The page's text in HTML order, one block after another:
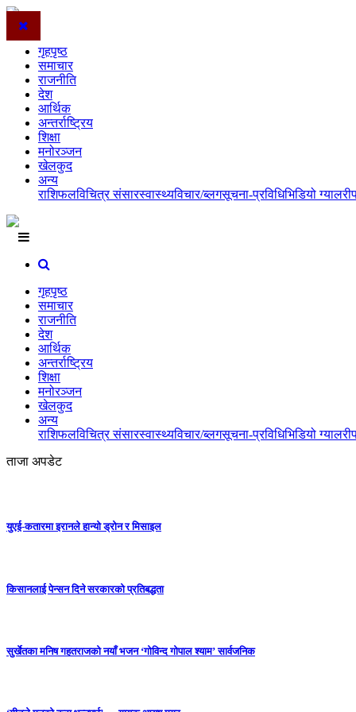
गृहपृष्ठ
समाचार
राजनीति
देश
आर्थिक
अन्तर्राष्ट्रिय
शिक्षा
मनोरञ्जन
खेलकुद
अन्य
राशिफलविचित्र संसारस्वास्थ्यविचार/ब्लगसूचना-प्रविधिभिडियो ग्यालरी
गृहपृष्ठ
समाचार
राजनीति
देश
आर्थिक
अन्तर्राष्ट्रिय
शिक्षा
मनोरञ्जन
खेलकुद
अन्य
राशिफलविचित्र संसारस्वास्थ्यविचार/ब्लगसूचना-प्रविधिभिडियो ग्यालरी
ताजा अपडेट
युएई-कतारमा इरानले हान्यो ड्रोन र मिसाइल
किसानलाई पेन्सन दिने सरकारको प्रतिबद्धता
सुर्खेतका मनिष गहतराजको नयाँ भजन ‘गोविन्द गोपाल श्याम’ सार्वजनिक